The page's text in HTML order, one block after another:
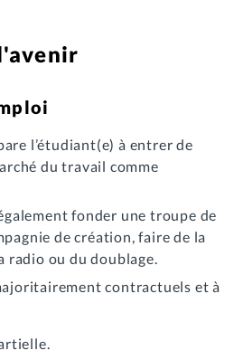
l’étudiant(e) à entrer de
du travail comme
fonder une troupe de
de création, faire de la
radio ou du doublage.
contractuels et à